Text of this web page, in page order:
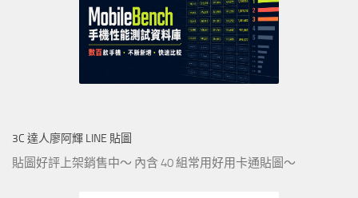
3C 達人廖阿輝 LINE 貼圖
貼圖好評上架銷售中～ 內含 40 組常用好用卡通貼圖～